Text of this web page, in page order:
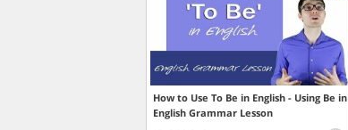
How to Use To Be in English - Using Be in
English Grammar Lesson